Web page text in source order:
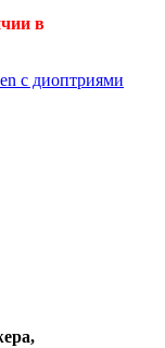
в
с диоптриями